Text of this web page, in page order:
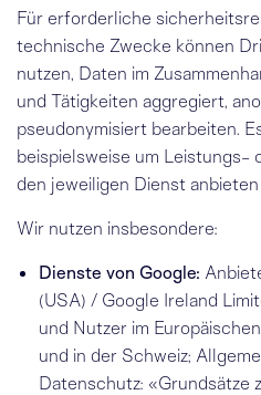
Für erforderliche
technische Zwecke können
nutzen, Daten im
und Tätigkeiten aggregiert,
pseudonymisiert bearbeiten.
beispielsweise um Leistungs-
den jeweiligen Dienst anbieten
Wir nutzen insbesondere:
Dienste von Google:
(USA) / Google Ireland
und Nutzer im
und in der Schweiz;
Datenschutz: «Grundsätze